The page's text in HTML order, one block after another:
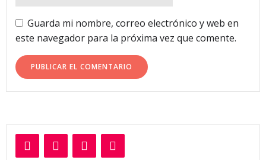
Guarda mi nombre, correo electrónico y web en
este navegador para la próxima vez que comente.